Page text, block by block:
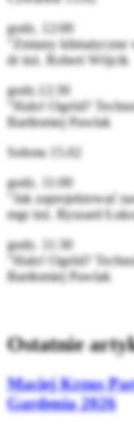
godz. 12:00
"Zmiany klimatyczne
dr inż. Robert Wójcik
godz.12:30
"Halo! Ogród?
Bartłomiej Pawlak
Sobota 15.02
godz. 11:00
"Jak zaprojektować
mgr inż. Ryszard
godz. 11:30
"Halo! Ogród?
Bartłomiej Pawlak
Ostatnie
Maciej Krzus
Gardenia 2026